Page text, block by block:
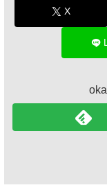
X